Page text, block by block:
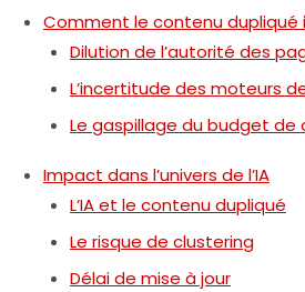
Comment le contenu dupliqué
Dilution de l’autorité des
L’incertitude des moteurs
Le gaspillage du budget de
Impact dans l’univers de l’IA
L’IA et le contenu dupliqué
Le risque de clustering
Délai de mise à jour